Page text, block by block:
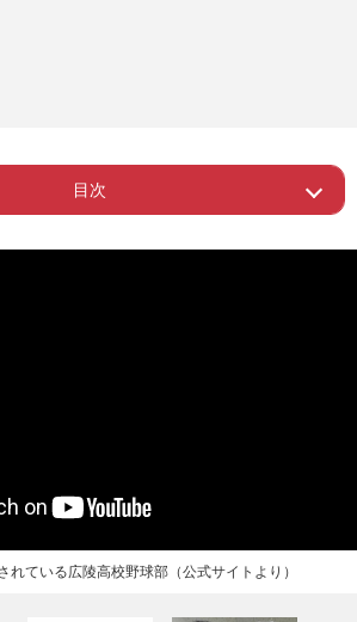
目次
広陵高校を示唆して“いじめ問題”を紹
れている広陵高校野球部（公式サイトより）